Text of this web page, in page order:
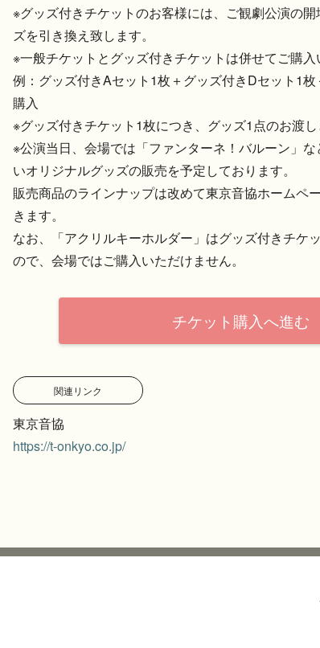
※グッズ付きチケットのお客様には、ご観劇公演の
ズを引き換え致します。
※一般チケットとグッズ付きチケットは併せてご購入
例：グッズ付きAセット1枚＋グッズ付きDセット1
購入
※グッズ付きチケット1枚につき、グッズ1点のお渡し
※公演当日、会場では「ファンターネ！バルーン」
いオリジナルグッズの販売を予定しております。
販売商品のラインナップは改めて東京音協ホームペ
きます。
なお、「アクリルキーホルダー」はグッズ付きチケ
ので、会場ではご購入いただけません。
チケット購入へ進む
関連リンク
東京音協
https://t-onkyo.co.jp/